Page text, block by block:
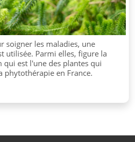
soigner les maladies, une
utilisée. Parmi elles, figure la
qui est l'une des plantes qui
en France.